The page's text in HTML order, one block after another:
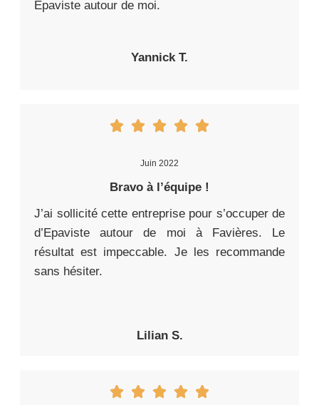
Epaviste autour de moi.
Yannick T.
Juin 2022
Bravo à l’équipe !
J’ai sollicité cette entreprise pour s’occuper de
d’Epaviste autour de moi à Favières. Le
résultat est impeccable. Je les recommande
sans hésiter.
Lilian S.